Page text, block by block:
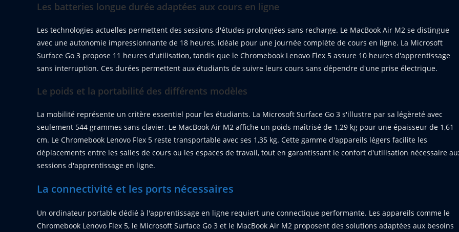
Les batteries longue durée adaptées aux cours en ligne
Les technologies actuelles permettent des sessions d'études prolongées sans recharge. Le MacBook Air M2 se distingue
avec une autonomie impressionnante de 18 heures, idéale pour une journée complète de cours en ligne. La Microsoft
Surface Go 3 propose 11 heures d'utilisation, tandis que le Chromebook Lenovo Flex 5 assure 10 heures d'apprentissage
sans interruption. Ces durées permettent aux étudiants de suivre leurs cours sans dépendre d'une prise électrique.
Le poids et la portabilité des différents modèles
La mobilité représente un critère essentiel pour les étudiants. La Microsoft Surface Go 3 s'illustre par sa légèreté avec
seulement 544 grammes sans clavier. Le MacBook Air M2 affiche un poids maîtrisé de 1,29 kg pour une épaisseur de 1,61
cm. Le Chromebook Lenovo Flex 5 reste transportable avec ses 1,35 kg. Cette gamme d'appareils légers facilite les
déplacements entre les salles de cours ou les espaces de travail, tout en garantissant le confort d'utilisation nécessaire
sessions d'apprentissage en ligne.
La connectivité et les ports nécessaires
Un ordinateur portable dédié à l'apprentissage en ligne requiert une connectique performante. Les appareils comme le
Chromebook Lenovo Flex 5, le Microsoft Surface Go 3 et le MacBook Air M2 proposent des solutions adaptées aux besoins